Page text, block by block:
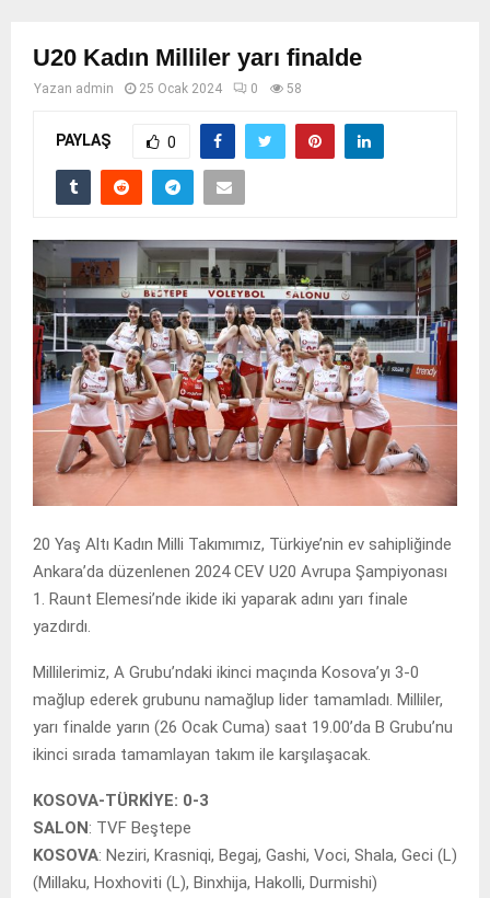
U20 Kadın Milliler yarı finalde
Yazan admin 25 Ocak 2024 0 58
PAYLAŞ 0
20 Yaş Altı Kadın Milli Takımımız, Türkiye’nin ev sahipliğinde
Ankara’da düzenlenen 2024 CEV U20 Avrupa Şampiyonası
1. Raunt Elemesi’nde ikide iki yaparak adını yarı finale
yazdırdı.
Millilerimiz, A Grubu’ndaki ikinci maçında Kosova’yı 3-0
mağlup ederek grubunu namağlup lider tamamladı. Milliler,
yarı finalde yarın (26 Ocak Cuma) saat 19.00’da B Grubu’nu
ikinci sırada tamamlayan takım ile karşılaşacak.
KOSOVA-TÜRKİYE: 0-3
SALON: TVF Beştepe
KOSOVA: Neziri, Krasniqi, Begaj, Gashi, Voci, Shala, Geci (L)
(Millaku, Hoxhoviti (L), Binxhija, Hakolli, Durmishi)